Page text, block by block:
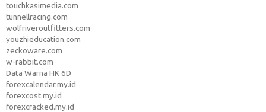
touchkasimedia.com
tunnellracing.com
wolfriveroutfitters.com
youzhieducation.com
zeckoware.com
w-rabbit.com
Data Warna HK 6D
forexcalendar.my.id
forexcost.my.id
forexcracked.my.id